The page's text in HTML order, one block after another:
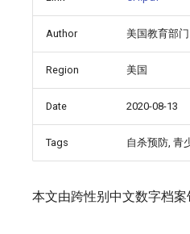
Author 美国教育部门
Region 美国
Date 2020-08-13
Tags 自杀预防, 青
本文由跨性别中文数字档